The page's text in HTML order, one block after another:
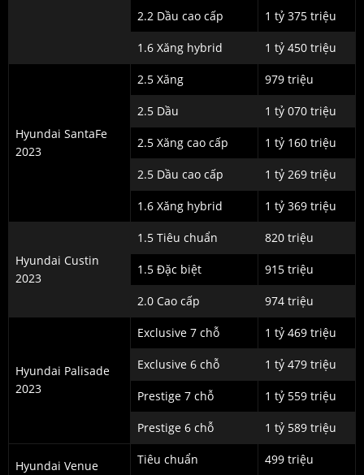
2.2 Dầu cao cấp 1 tỷ 375 triệu
1.6 Xăng hybrid 1 tỷ 450 triệu
Hyundai SantaFe
2023
2.5 Xăng 979 triệu
2.5 Dầu 1 tỷ 070 triệu
2.5 Xăng cao cấp 1 tỷ 160 triệu
2.5 Dầu cao cấp 1 tỷ 269 triệu
1.6 Xăng hybrid 1 tỷ 369 triệu
Hyundai Custin
2023
1.5 Tiêu chuẩn 820 triệu
1.5 Đặc biệt 915 triệu
2.0 Cao cấp 974 triệu
Hyundai Palisade
2023
Exclusive 7 chỗ 1 tỷ 469 triệu
Exclusive 6 chỗ 1 tỷ 479 triệu
Prestige 7 chỗ 1 tỷ 559 triệu
Prestige 6 chỗ 1 tỷ 589 triệu
Hyundai Venue
Tiêu chuẩn 499 triệu